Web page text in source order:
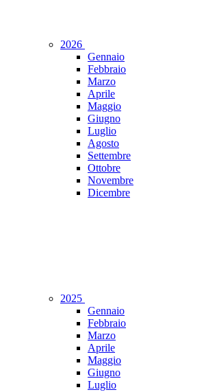
2026
Gennaio
Febbraio
Marzo
Aprile
Maggio
Giugno
Luglio
Agosto
Settembre
Ottobre
Novembre
Dicembre
2025
Gennaio
Febbraio
Marzo
Aprile
Maggio
Giugno
Luglio